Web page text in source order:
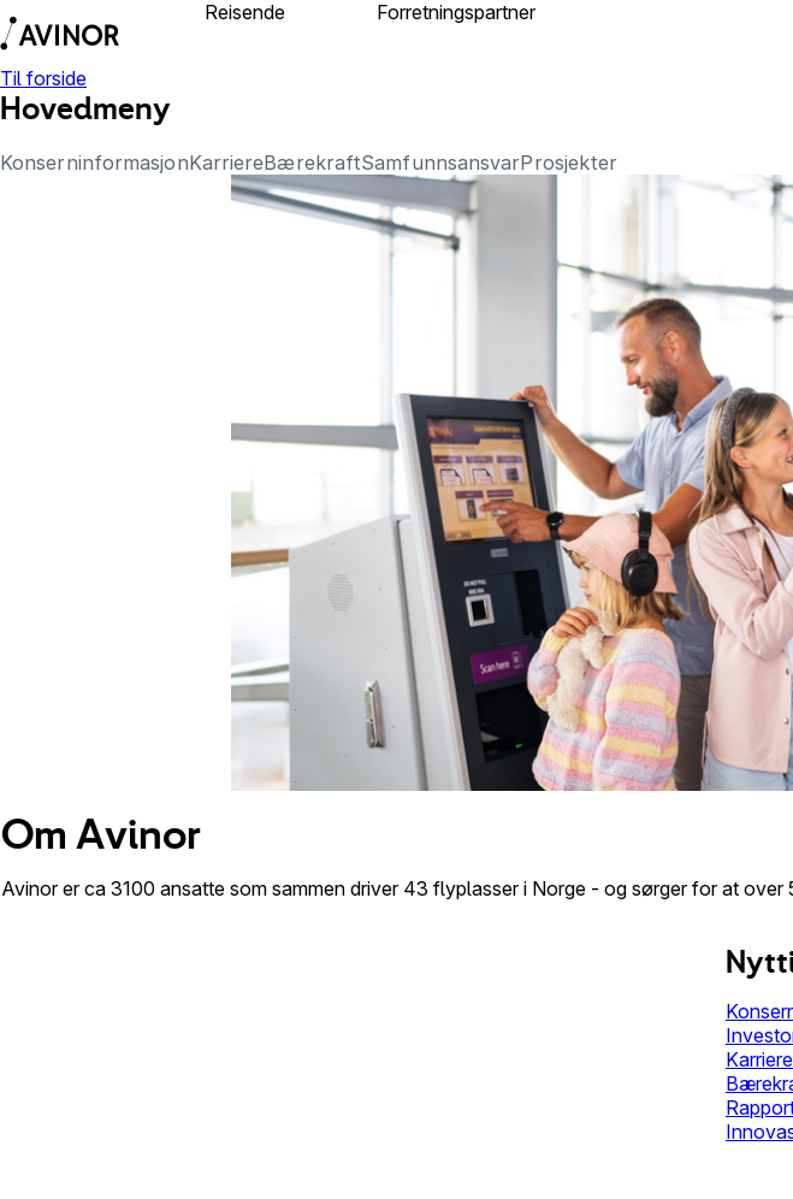
Til forside
Reisende Forretningspartner
Hovedmeny
KonserninformasjonKarriereBærekraftSamfunnsansvarProsjekter
Om Avinor
Avinor er ca 3100 ansatte som sammen driver 43 flyplasser i Norge - og sørger for at over
Karriere